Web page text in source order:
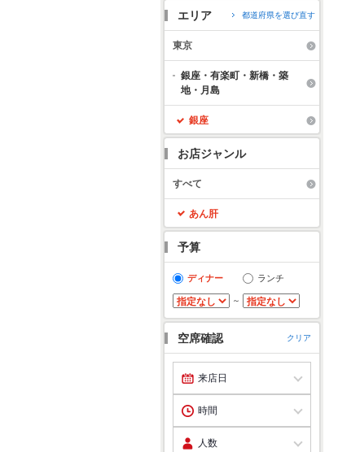
エリア 都道府県を選び直す
東京
銀座・有楽町・新橋・築
地・月島
銀座
お店ジャンル
すべて
あん肝
予算
ディナー ランチ
～
空席確認 クリア